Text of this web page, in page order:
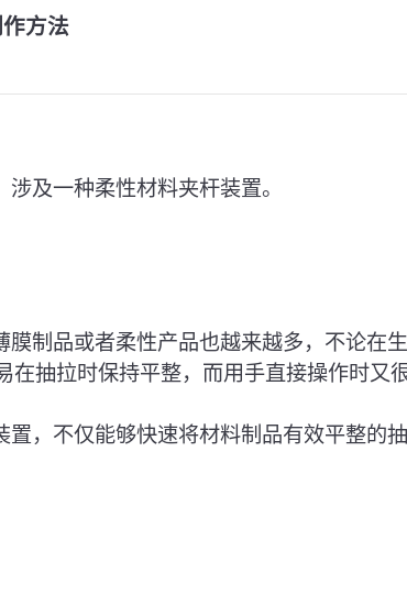
方法
及一种柔性材料夹杆装置。
制品或者柔性产品也越来越多，不论在
在抽拉时保持平整，而用手直接操作时又
，不仅能够快速将材料制品有效平整的